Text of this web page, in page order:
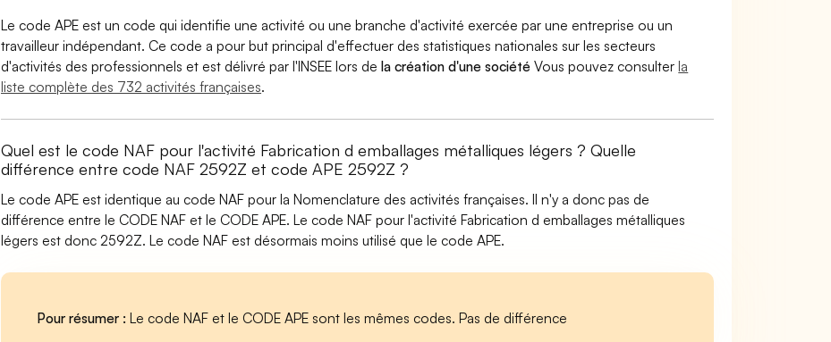
Le code APE est un code qui identifie une activité ou une branche d'activité exercée par une entreprise ou un
travailleur indépendant. Ce code a pour but principal d'effectuer des statistiques nationales sur les secteurs
d'activités des professionnels et est délivré par l'INSEE lors dela création d'une société Vous pouvez consulterla
liste complète des 732 activités françaises.
Quel est le code NAF pour l'activité Fabrication d emballages métalliques légers ? Quelle
différence entre code NAF 2592Z et code APE 2592Z ?
Le code APE est identique au code NAF pour la Nomenclature des activités françaises. Il n'y a donc pas de
différence entre le CODE NAF et le CODE APE. Le code NAF pour l'activité Fabrication d emballages métalliques
légers est donc 2592Z. Le code NAF est désormais moins utilisé que le code APE.
Pour résumer : Le code NAF et le CODE APE sont les mêmes codes. Pas de différence